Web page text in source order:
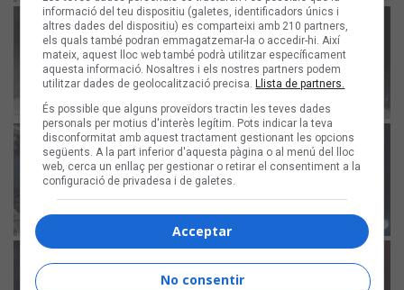
informació del teu dispositiu (galetes, identificadors únics i
altres dades del dispositiu) es comparteixi amb 210 partners,
els quals també podran emmagatzemar-la o accedir-hi. Així
mateix, aquest lloc web també podrà utilitzar específicament
aquesta informació. Nosaltres i els nostres partners podem
utilitzar dades de geolocalització precisa. Llista de partners.
És possible que alguns proveïdors tractin les teves dades
personals per motius d'interès legítim. Pots indicar la teva
disconformitat amb aquest tractament gestionant les opcions
següents. A la part inferior d'aquesta pàgina o al menú del lloc
web, cerca un enllaç per gestionar o retirar el consentiment a la
configuració de privadesa i de galetes.
Acceptar
No consentir